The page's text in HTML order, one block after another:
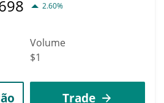
2.60%
Volume
$1
Trade